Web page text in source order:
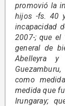
promovió la
hijos -fs. 40
incapacidad
2007-; que el
general de
Abelleyra y
como
medida que
Irungaray;